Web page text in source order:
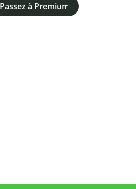
Passez à Premium